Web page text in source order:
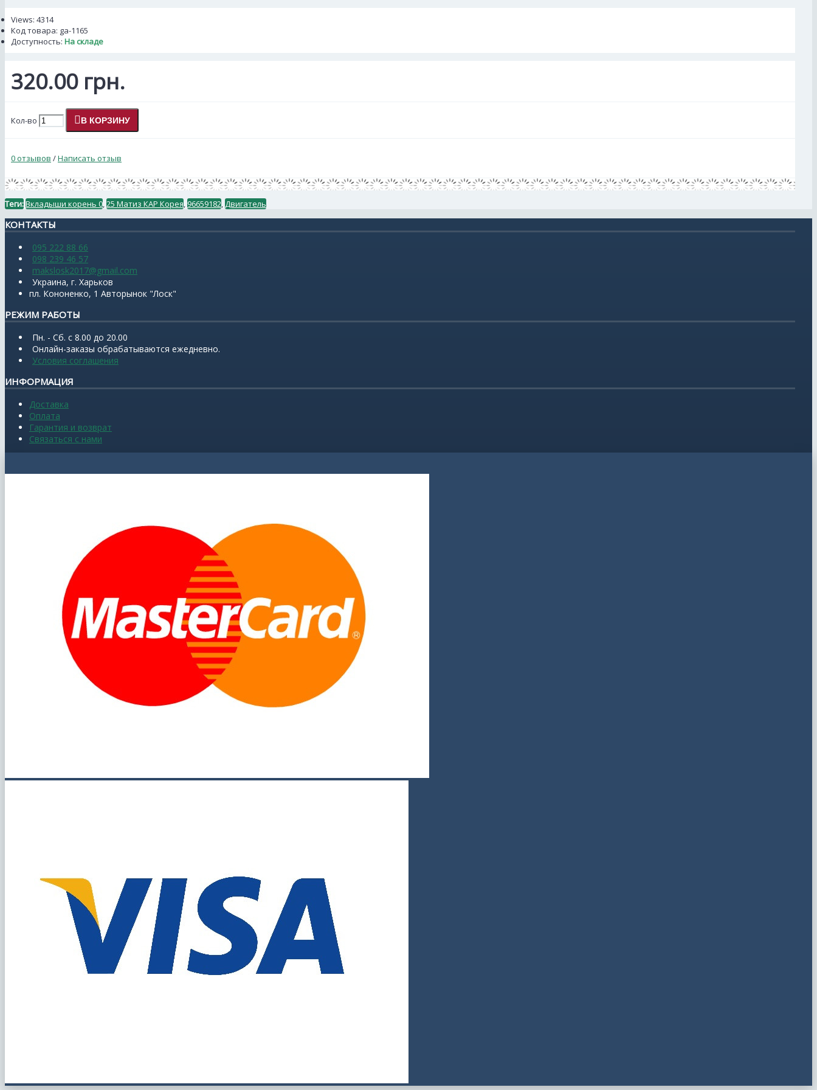
Views: 4314
Код товара: ga-1165
Доступность: На складе
320.00 грн.
Кол-во В КОРЗИНУ
0 отзывов /Написать отзыв
Теги:Вкладыши корень 0,25 Матиз КАР Корея, 96659182,Двигатель
КОНТАКТЫ
095 222 88 66
098 239 46 57
makslosk2017@gmail.com
Украина, г. Харьков
пл. Кононенко, 1 Авторынок "Лоск"
РЕЖИМ РАБОТЫ
Пн. - Сб. с 8.00 до 20.00
Онлайн-заказы обрабатываются ежедневно.
Условия соглашения
ИНФОРМАЦИЯ
Доставка
Оплата
Гарантия и возврат
Связаться с нами